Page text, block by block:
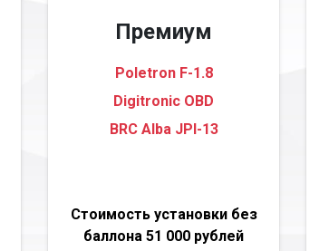
Премиум
Poletron F-1.8
Digitronic OBD
BRC Alba JPI-13
Стоимость установки без
баллона 51 000 рублей